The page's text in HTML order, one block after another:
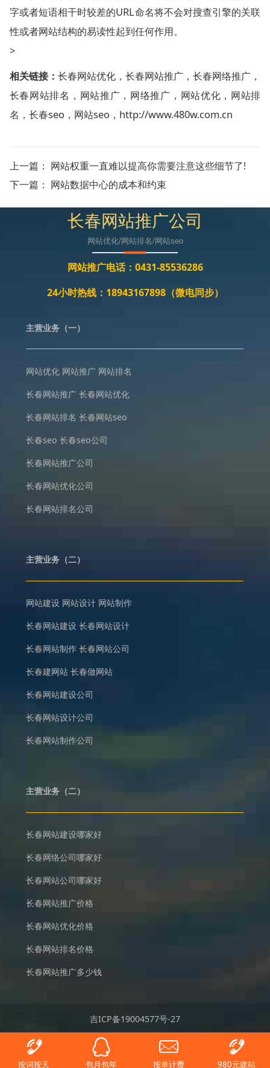
字或者短语相干时较差的URL命名将不会对搜查引擎的关联
性或者网站结构的易读性起到任何作用。
>
相关链接： 长春网站优化，长春网站推广 ，长春网络推广 ，
长春网站排名 ， 网站推广 ， 网络推广 ， 网站优化 ， 网站排
名 ， 长春seo ， 网站seo ， http://www.480w.com.cn
上一篇： 网站权重一直难以提高你需要注意这些细节了!
下一篇： 网站数据中心的成本和约束
长春网站推广公司
网站优化/网站排名/网站seo
网站推广电话：0431-85536286
24小时热线：18943167898（微电同步）
主营业务（一）
网站优化 网站推广 网站排名
长春网站推广 长春网站优化
长春网站排名 长春网站seo
长春seo 长春seo公司
长春网站推广公司
长春网站优化公司
长春网站排名公司
主营业务（二）
网站建设 网站设计 网站制作
长春网站建设 长春网站设计
长春网站制作 长春网站公司
长春建网站 长春做网站
长春网站建设公司
长春网站设计公司
长春网站制作公司
主营业务（二）
长春网站建设哪家好
长春网络公司哪家好
长春网站公司哪家好
长春网站推广价格
长春网站优化价格
长春网站排名价格
长春网站推广多少钱
吉ICP备19004577号-27
按词按天 包月包年 按单计费 980元建站